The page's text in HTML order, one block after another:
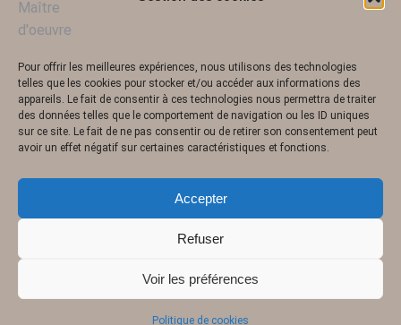
Pour offrir les meilleures expériences, nous utilisons des technologies
telles que les cookies pour stocker et/ou accéder aux informations des
appareils. Le fait de consentir à ces technologies nous permettra de traiter
des données telles que le comportement de navigation ou les ID uniques
sur ce site. Le fait de ne pas consentir ou de retirer son consentement peut
avoir un effet négatif sur certaines caractéristiques et fonctions.
Accepter
Refuser
Voir les préférences
Politique de cookies
SAVOIR
François Rousselin © tous droits réservés |Mentions légales |Politique
de données| un site crée par MaPi Web & Marketing